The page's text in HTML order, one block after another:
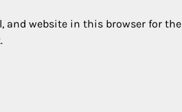
and website in this browser for the